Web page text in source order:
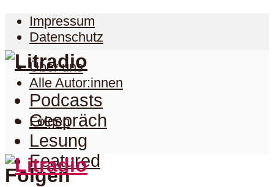
Impressum
Datenschutz
Über uns
Alle Autor:innen
Folgen
Folgen
Podcasts
Gespräch
Lesung
Featured